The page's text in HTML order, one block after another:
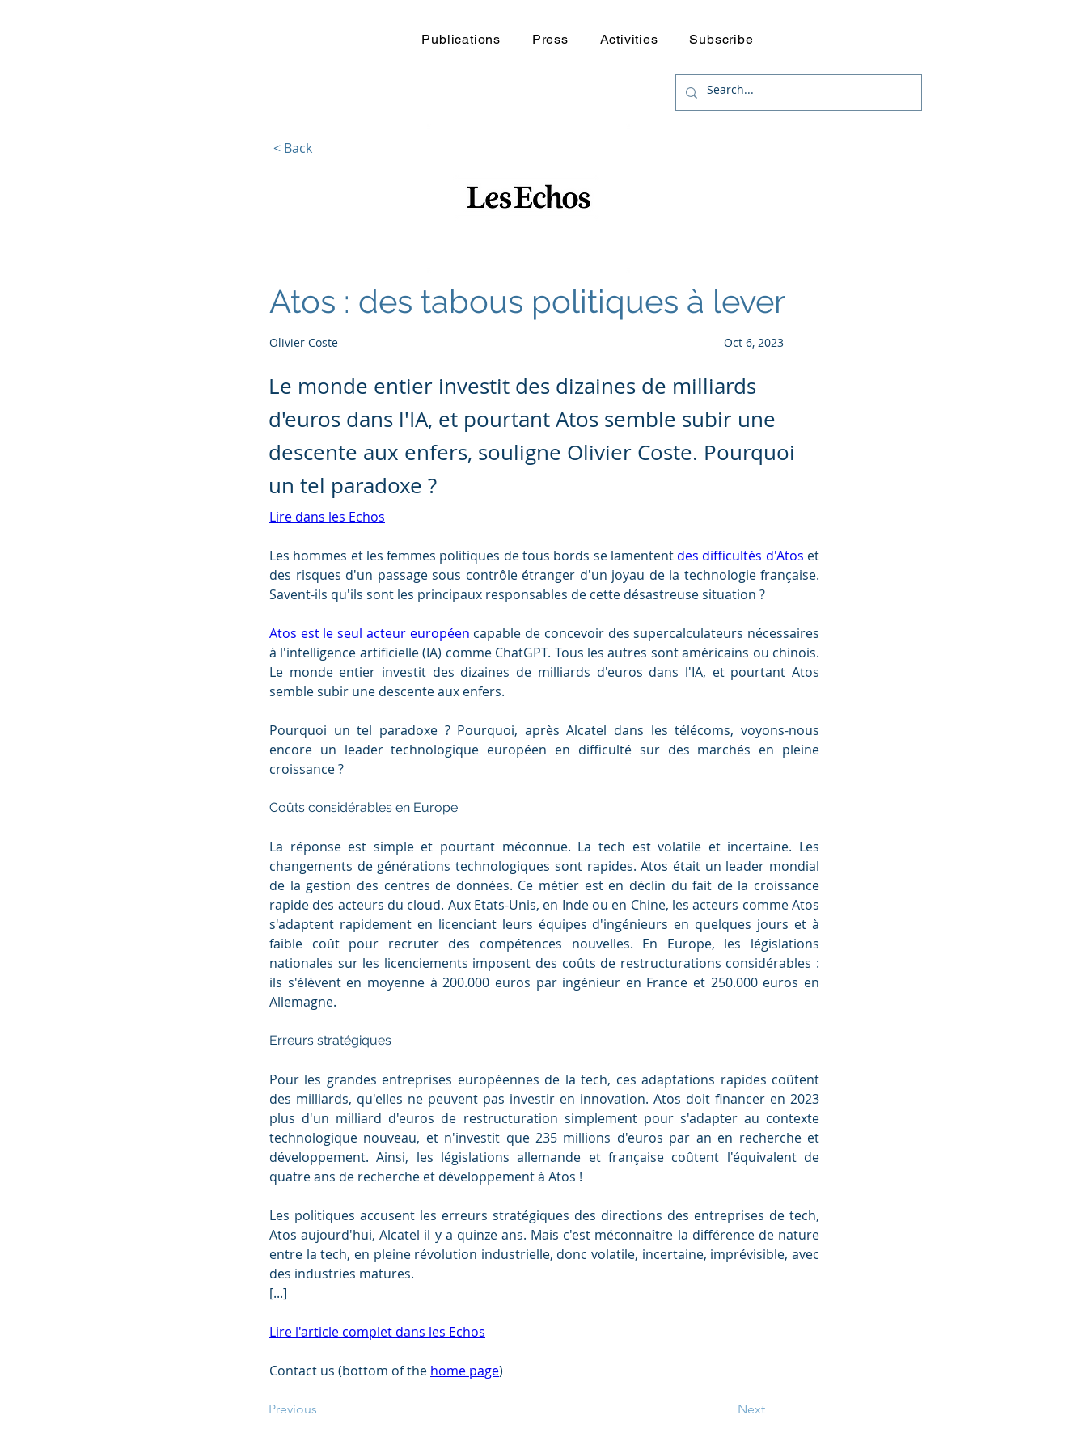
Publications Press Activities Subscribe
< Back
Atos : des tabous politiques à lever
Olivier Coste Oct 6, 2023
Le monde entier investit des dizaines de milliards
d'euros dans l'IA, et pourtant Atos semble subir une
descente aux enfers, souligne Olivier Coste. Pourquoi
un tel paradoxe ?
Lire dans les Echos
Les hommes et les femmes politiques de tous bords se lamentent des difficultés d'Atos et
des risques d'un passage sous contrôle étranger d'un joyau de la technologie française.
Savent-ils qu'ils sont les principaux responsables de cette désastreuse situation ?
Atos est le seul acteur européen capable de concevoir des supercalculateurs nécessaires
à l'intelligence artificielle (IA) comme ChatGPT. Tous les autres sont américains ou chinois.
Le monde entier investit des dizaines de milliards d'euros dans l'IA, et pourtant Atos
semble subir une descente aux enfers.
Pourquoi un tel paradoxe ? Pourquoi, après Alcatel dans les télécoms, voyons-nous
encore un leader technologique européen en difficulté sur des marchés en pleine
croissance ?
Coûts considérables en Europe
La réponse est simple et pourtant méconnue. La tech est volatile et incertaine. Les
changements de générations technologiques sont rapides. Atos était un leader mondial
de la gestion des centres de données. Ce métier est en déclin du fait de la croissance
rapide des acteurs du cloud. Aux Etats-Unis, en Inde ou en Chine, les acteurs comme Atos
s'adaptent rapidement en licenciant leurs équipes d'ingénieurs en quelques jours et à
faible coût pour recruter des compétences nouvelles. En Europe, les législations
nationales sur les licenciements imposent des coûts de restructurations considérables :
ils s'élèvent en moyenne à 200.000 euros par ingénieur en France et 250.000 euros en
Allemagne.
Erreurs stratégiques
Pour les grandes entreprises européennes de la tech, ces adaptations rapides coûtent
des milliards, qu'elles ne peuvent pas investir en innovation. Atos doit financer en 2023
plus d'un milliard d'euros de restructuration simplement pour s'adapter au contexte
technologique nouveau, et n'investit que 235 millions d'euros par an en recherche et
développement. Ainsi, les législations allemande et française coûtent l'équivalent de
quatre ans de recherche et développement à Atos !
Les politiques accusent les erreurs stratégiques des directions des entreprises de tech,
Atos aujourd'hui, Alcatel il y a quinze ans. Mais c'est méconnaître la différence de nature
entre la tech, en pleine révolution industrielle, donc volatile, incertaine, imprévisible, avec
des industries matures.
[...]
Lire l'article complet dans les Echos
Contact us (bottom of the home page)
Previous Next